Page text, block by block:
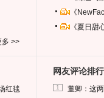
多 >>
《
《夏日
红毯
网友评论排行
1 董卿：这